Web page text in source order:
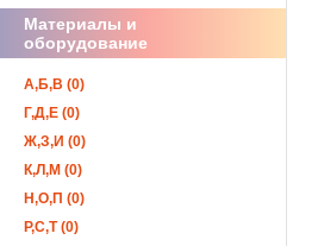
Материалы и
оборудование
А,Б,В (0)
Г,Д,Е (0)
Ж,З,И (0)
К,Л,М (0)
Н,О,П (0)
Р,С,Т (0)